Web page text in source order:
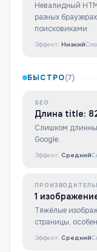
Невалидный
разных
поисковиками.
Эффект: Низкий
БЫСТРО(7)
SEO
Длина title:
Слишком
Google.
Эффект: Средний
1
Тяжёлые
страницы,
Эффект: Средний